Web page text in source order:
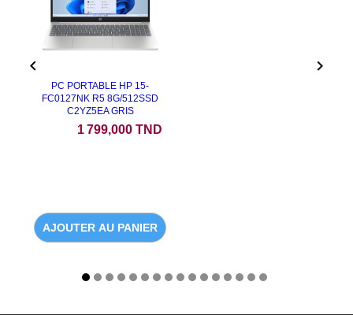
PC PORTABLE HP 15-
FC0127NK R5 8G/512SSD
C2YZ5EA GRIS
1 799,000 TND
AJOUTER AU PANIER
 